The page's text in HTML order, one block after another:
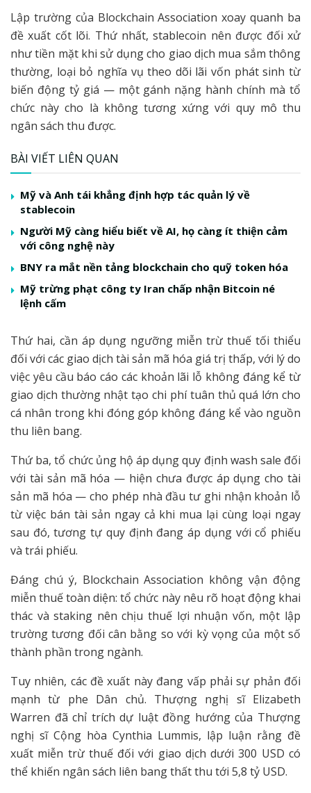
Lập trường của Blockchain Association xoay quanh ba
đề xuất cốt lõi. Thứ nhất, stablecoin nên được đối xử
như tiền mặt khi sử dụng cho giao dịch mua sắm thông
thường, loại bỏ nghĩa vụ theo dõi lãi vốn phát sinh từ
biến động tỷ giá — một gánh nặng hành chính mà tổ
chức này cho là không tương xứng với quy mô thu
ngân sách thu được.
BÀI VIẾT LIÊN QUAN
Mỹ và Anh tái khẳng định hợp tác quản lý về
stablecoin
Người Mỹ càng hiểu biết về AI, họ càng ít thiện cảm
với công nghệ này
BNY ra mắt nền tảng blockchain cho quỹ token hóa
Mỹ trừng phạt công ty Iran chấp nhận Bitcoin né
lệnh cấm
Thứ hai, cần áp dụng ngưỡng miễn trừ thuế tối thiểu
đối với các giao dịch tài sản mã hóa giá trị thấp, với lý do
việc yêu cầu báo cáo các khoản lãi lỗ không đáng kể từ
giao dịch thường nhật tạo chi phí tuân thủ quá lớn cho
cá nhân trong khi đóng góp không đáng kể vào nguồn
thu liên bang.
Thứ ba, tổ chức ủng hộ áp dụng quy định wash sale đối
với tài sản mã hóa — hiện chưa được áp dụng cho tài
sản mã hóa — cho phép nhà đầu tư ghi nhận khoản lỗ
từ việc bán tài sản ngay cả khi mua lại cùng loại ngay
sau đó, tương tự quy định đang áp dụng với cổ phiếu
và trái phiếu.
Đáng chú ý, Blockchain Association không vận động
miễn thuế toàn diện: tổ chức này nêu rõ hoạt động khai
thác và staking nên chịu thuế lợi nhuận vốn, một lập
trường tương đối cân bằng so với kỳ vọng của một số
thành phần trong ngành.
Tuy nhiên, các đề xuất này đang vấp phải sự phản đối
mạnh từ phe Dân chủ. Thượng nghị sĩ Elizabeth
Warren đã chỉ trích dự luật đồng hướng của Thượng
nghị sĩ Cộng hòa Cynthia Lummis, lập luận rằng đề
xuất miễn trừ thuế đối với giao dịch dưới 300 USD có
thể khiến ngân sách liên bang thất thu tới 5,8 tỷ USD.